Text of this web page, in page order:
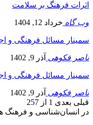
اثرات فرهنگ بر سلامت
وب گاه خرداد 12, 1404
سمینار مسائل فرهنگی
ناصر فکوهی آذر 9, 1402
سمینار مسائل فرهنگی
ناصر فکوهی آذر 9, 1402
قبلی بعدی 1 از 257
در انسان‌شناسی و فرهنگ